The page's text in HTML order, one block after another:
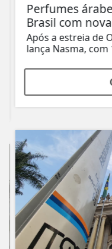
Perfumes
Brasil com
Após a estreia de
lança Nasma, com